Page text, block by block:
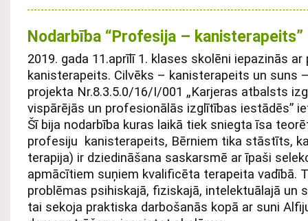
Nodarbība “Profesija –
2019. gada 11.aprīlī 1. klases skolēni iepazinās ar
kanisterapeits. Cilvēks – kanisterapeits un suns
projekta Nr.8.3.5.0/16/I/001 „Karjeras atbalsts
vispārējās un profesionālās izglītības iestādēs”
Šī bija nodarbība kuras laikā tiek sniegta īsa
profesiju kanisterapeits, Bērniem tika stāstīts,
terapija) ir dziedināšana saskarsmē ar īpaši
apmācītiem suņiem kvalificēta terapeita vadībā.
problēmas psihiskajā, fiziskajā, intelektuālajā un
tai sekoja praktiska darbošanās kopā ar suni